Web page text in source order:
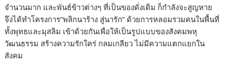
จำนวนมาก และพันธ์ข้าวต่างๆ ที่เป็นของดั่งเดิม ก็กำลังจะสูญหาย
จึงได้ทำโครงการ”พลิกนาร้าง สู่นารัก” ด้วยการหลอมรวมคนในพื้นที่
ทั้งพุทธและมุสลิม เข้าด้วยกันเพื่อให้เป็นรูปแบบของสังคมพหุ
วัฒนธรรม สร้างความรักใคร่ กลมเกลียว ไม่มีความแตกแยกใน
สังคม